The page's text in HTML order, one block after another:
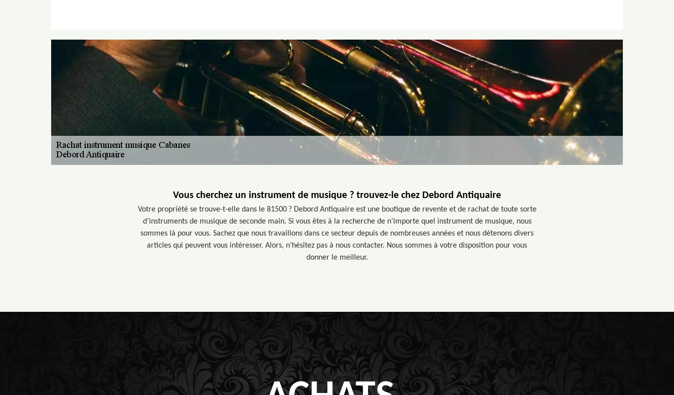
Vous cherchez un instrument de musique ? trouvez-le chez Debord Antiquaire
Votre propriété se trouve-t-elle dans le 81500 ? Debord Antiquaire est une boutique de revente et de rachat de toute sorte
d’instruments de musique de seconde main. Si vous êtes à la recherche de n’importe quel instrument de musique, nous
sommes là pour vous. Sachez que nous travaillons dans ce secteur depuis de nombreuses années et nous détenons divers
articles qui peuvent vous intéresser. Alors, n’hésitez pas à nous contacter. Nous sommes à votre disposition pour vous
donner le meilleur.